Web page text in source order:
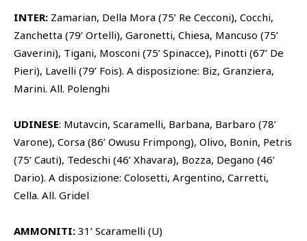
INTER: Zamarian, Della Mora (75’ Re Cecconi), Cocchi,
Zanchetta (79’ Ortelli), Garonetti, Chiesa, Mancuso (75’
Gaverini), Tigani, Mosconi (75’ Spinacce), Pinotti (67’ De
Pieri), Lavelli (79’ Fois). A disposizione: Biz, Granziera,
Marini. All. Polenghi
UDINESE: Mutavcin, Scaramelli, Barbana, Barbaro (78’
Varone), Corsa (86’ Owusu Frimpong), Olivo, Bonin, Petris
(75’ Cauti), Tedeschi (46’ Xhavara), Bozza, Degano (46’
Dario). A disposizione: Colosetti, Argentino, Carretti,
Cella. All. Gridel
AMMONITI: 31’ Scaramelli (U)